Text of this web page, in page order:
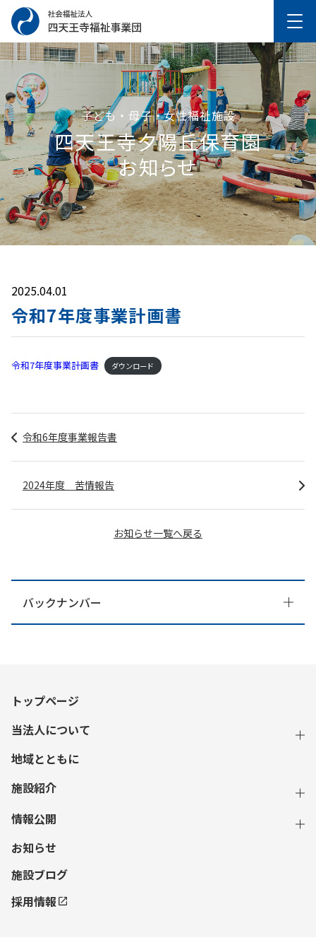
子ども・母子・女性福祉施設
四天王寺⼣陽丘保育園
お知らせ
2025.04.01
令和7年度事業計画書
令和7年度事業計画書 ダウンロード
令和6年度事業報告書
お知らせ一覧へ戻る
2024年度 苦情報告
バックナンバー
トップページ
当法人について
地域とともに
施設紹介
情報公開
お知らせ
施設ブログ
採用情報